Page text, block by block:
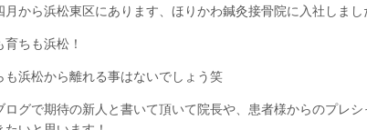
月から浜松東区にあります、ほりかわ鍼灸接骨院に入社しま
育ちも浜松！
も浜松から離れる事はないでしょう笑
ログで期待の新人と書いて頂いて院長や、患者様からのプレ